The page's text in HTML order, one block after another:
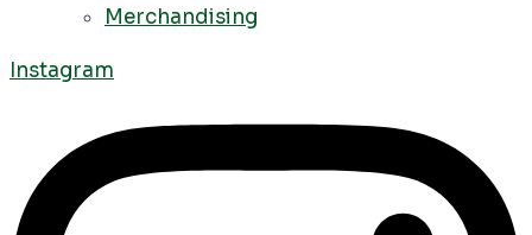
Merchandising
Instagram